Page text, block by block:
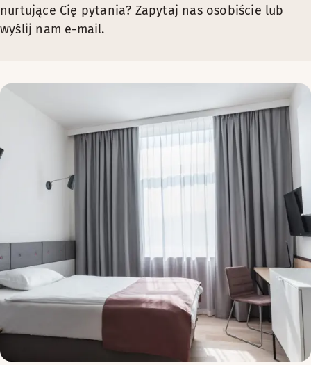
nurtujące Cię pytania? Zapytaj nas osobiście lub
wyślij nam e-mail.